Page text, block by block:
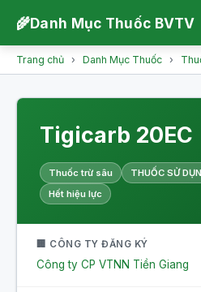
🌾Danh Mục Thuốc BVTV
Trang chủ › Danh Mục Thuốc ›
Tigicarb 20EC
Thuốc trừ sâu
THUỐC SỬ
Hết hiệu lực
🏢 CÔNG TY ĐĂNG KÝ
Công ty CP VTNN Tiền Giang